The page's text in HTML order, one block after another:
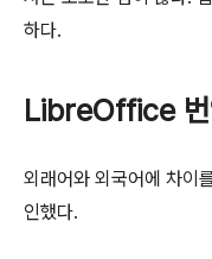
하다.
LibreOffice 번
외래어와 외국어에 차
인했다.